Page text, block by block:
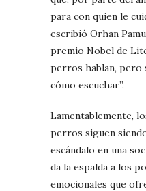
para con quien le
escribió Orhan
premio Nobel de
perros hablan, pero
cómo escuchar”.
Lamentablemente,
perros siguen
escándalo en una
da la espalda a los
emocionales que